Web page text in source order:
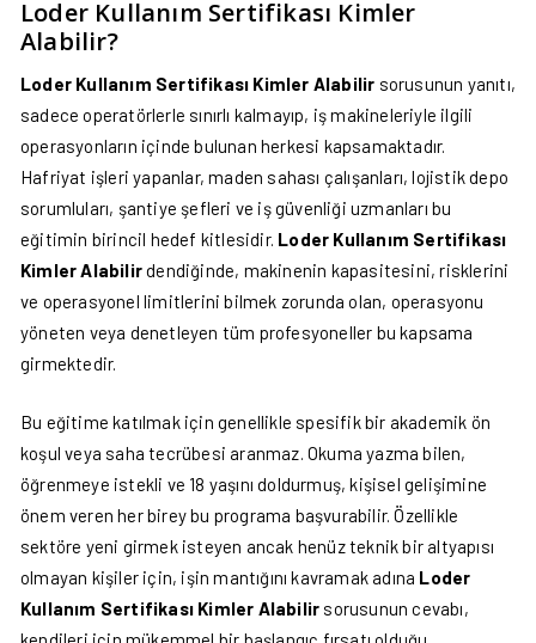
Loder Kullanım Sertifikası Kimler
Alabilir?
Loder Kullanım Sertifikası Kimler Alabilir sorusunun yanıtı,
sadece operatörlerle sınırlı kalmayıp, iş makineleriyle ilgili
operasyonların içinde bulunan herkesi kapsamaktadır.
Hafriyat işleri yapanlar, maden sahası çalışanları, lojistik depo
sorumluları, şantiye şefleri ve iş güvenliği uzmanları bu
eğitimin birincil hedef kitlesidir. Loder Kullanım Sertifikası
Kimler Alabilirdendiğinde, makinenin kapasitesini, risklerini
ve operasyonel limitlerini bilmek zorunda olan, operasyonu
yöneten veya denetleyen tüm profesyoneller bu kapsama
girmektedir.
Bu eğitime katılmak için genellikle spesifik bir akademik ön
koşul veya saha tecrübesi aranmaz. Okuma yazma bilen,
öğrenmeye istekli ve 18 yaşını doldurmuş, kişisel gelişimine
önem veren her birey bu programa başvurabilir. Özellikle
sektöre yeni girmek isteyen ancak henüz teknik bir altyapısı
olmayan kişiler için, işin mantığını kavramak adına Loder
Kullanım Sertifikası Kimler Alabilir sorusunun cevabı,